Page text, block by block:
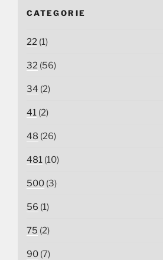
CATEGORIE
22 (1)
32 (56)
34 (2)
41 (2)
48 (26)
481 (10)
500 (3)
56 (1)
75 (2)
90 (7)